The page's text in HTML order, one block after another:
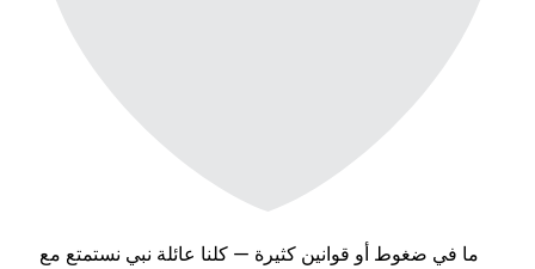
ما في ضغوط أو قوانين كثيرة — كلنا عائلة نبي نستمتع مع